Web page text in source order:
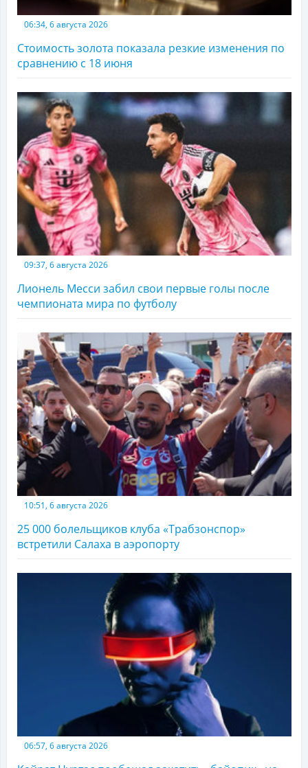
06:34, 6 августа 2026
Стоимость золота показала резкие изменения по
сравнению с 18 июня
09:37, 6 августа 2026
Лионель Месси забил свои первые голы после
чемпионата мира по футболу
10:51, 6 августа 2026
25 000 болельщиков клуба «Трабзонспор»
встретили Салаха в аэропорту
06:57, 6 августа 2026